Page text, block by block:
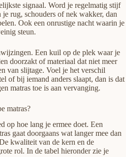
signaal. Word je regelmatig stijf
rug, schouders of nek wakker, dan
Ook een onrustige nacht waarin je
steun.
Een kuil op de plek waar je
doorzakt of materiaal dat niet meer
van slijtage. Voel je het verschil
of bij iemand anders slaapt, dan is dat
matras toe is aan vervanging.
matras?
op hoe lang je ermee doet. Een
gaat doorgaans wat langer mee dan
kwaliteit van de kern en de
rol. In de tabel hieronder zie je